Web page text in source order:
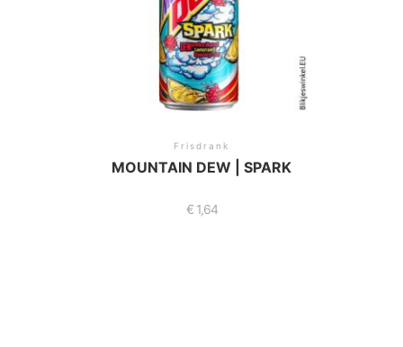
Frisdrank
MOUNTAIN DEW | SPARK
€1,64